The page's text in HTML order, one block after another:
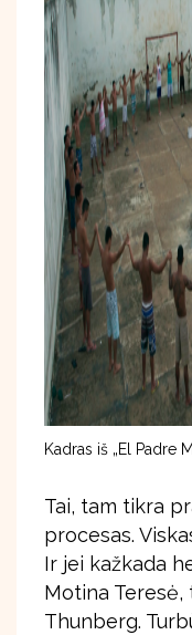
Kadras iš „El Padre
Tai, tam tikra
procesas.
Ir jei kažkada
Motina
Thunberg.